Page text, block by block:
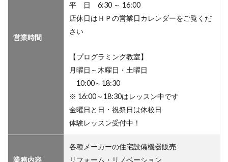
営業時間
平 日 6:30 ～ 16:00
店休日はＨＰの営業日カレンダーをご覧くだ
さい
【プログラミング教室】
月曜日～木曜日・土曜日
10:00～18:30
※ 16:00～18:30はレッスン中です
金曜日と日・祝祭日は休校日
体験レッスン受付中！
業務内容
各種メーカーの住宅設備機器販売
リフォーム・リノベーション